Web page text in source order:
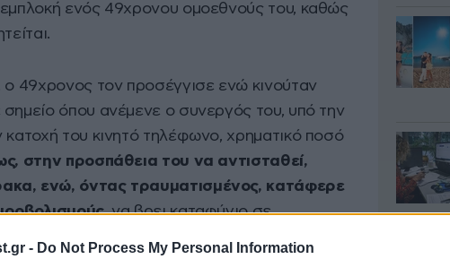
- Do Not Process My Personal Information
ενός 49χρονου ομοεθνούς του, καθώς
49χρονος τον προσέγγισε ενώ κινούταν
όπου ανέμενε ο συνεργός του, υπό την
του κινητό τηλέφωνο, χρηματικό ποσό
στην προσπάθεια του να αντισταθεί,
ενώ, όντας τραυματισμένος, κατάφερε
, να βρει καταφύγιο σε